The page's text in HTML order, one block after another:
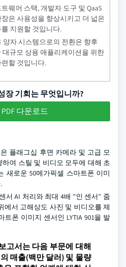
웨어 스택, 개발자 도구 및 QaaS
은 사용성을 향상시키고 더 넓은
지원할 것입니다.
양자 시스템으로의 전환은 향후
대규모 상용 애플리케이션을 위한
할 것입니다.
장 기회는 무엇입니까?
다운로드
은 플래그십 후면 카메라 및 고급 모
여 스틸 및 비디오 모두에 대해 초
새로운 50메가픽셀 스마트폰 이미
서 AI 처리와 최대 4배 "인 센서" 줌
에서 고해상도 사진 및 비디오를 제
트폰 이미지 센서인 LYTIA 901을 발
고서는 다음 부문에 대해
매출(백만 달러) 및 물량